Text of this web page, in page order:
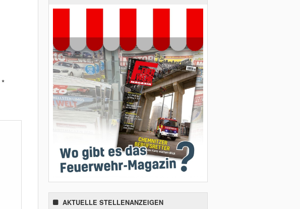
*
AKTUELLE STELLENANZEIGEN